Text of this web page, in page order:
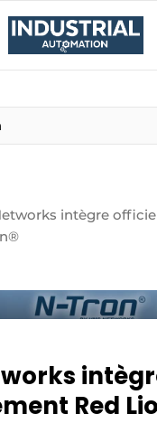
une offre demploi
aanmelden
intègre
Red